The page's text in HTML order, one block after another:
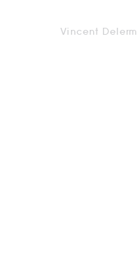
Vincent Delerm